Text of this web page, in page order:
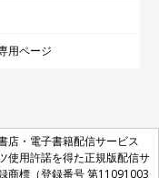
用ページ
店・電子書籍配信サービス
使用許諾を得た正規版配信サ
商標（登録番号 第11091003